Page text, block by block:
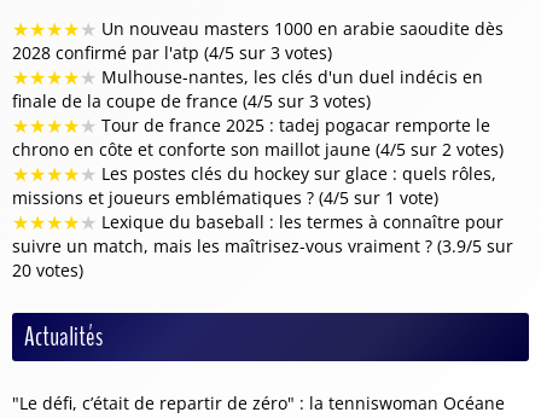
★★★★★ Un nouveau masters 1000 en arabie saoudite dès
2028 confirmé par l'atp (4/5 sur 3 votes)
★★★★★ Mulhouse-nantes, les clés d'un duel indécis en
finale de la coupe de france (4/5 sur 3 votes)
★★★★★ Tour de france 2025 : tadej pogacar remporte le
chrono en côte et conforte son maillot jaune (4/5 sur 2 votes)
★★★★★ Les postes clés du hockey sur glace : quels rôles,
missions et joueurs emblématiques ? (4/5 sur 1 vote)
★★★★★ Lexique du baseball : les termes à connaître pour
suivre un match, mais les maîtrisez-vous vraiment ? (3.9/5 sur
20 votes)
Actualités
"Le défi, c’était de repartir de zéro" : la tenniswoman Océane